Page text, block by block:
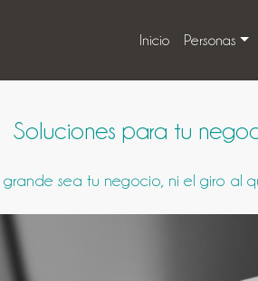
Inicio Personas
Soluciones para tu
sea tu negocio, ni el giro al